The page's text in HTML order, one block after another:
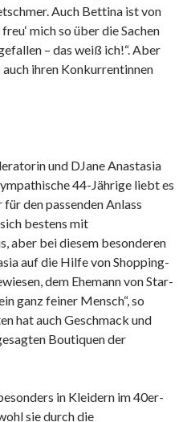
Auch Bettina ist von
mich so über die Sachen
– das weiß ich!“. Aber
ihren Konkurrentinnen
und DJane Anastasia
44-Jährige liebt es
den passenden Anlass
bestens mit
aber bei diesem besonderen
auf die Hilfe von Shopping-
dem Ehemann von Star-
ganz feiner Mensch“, so
hat auch Geschmack und
Boutiquen der
in Kleidern im 40er-
sie durch die